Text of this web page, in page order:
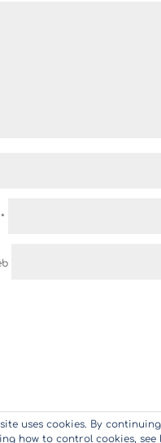
*
uses cookies. By
how to control cookies, see